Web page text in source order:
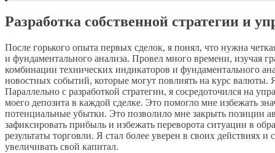
Разработка собственной стратегии и
После горького опыта первых сделок, я понял, что нужна
и фундаментального анализа. Провел много времени, изучая
комбинации технических индикаторов и фундаментального
новостных событий, которые могут повлиять на курс
Параллельно с разработкой стратегии, я сосредоточился на
моего депозита в каждой сделке. Это помогло мне избежать
потенциальные убытки. Это позволило мне закрыть позиции
зафиксировать прибыль и избежать переворота ситуации в
результаты торговли. Я стал более уверен в своих действиях
увеличивать свой капитал.